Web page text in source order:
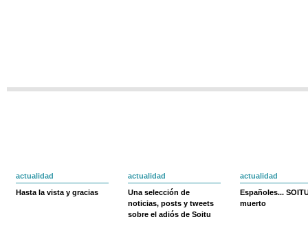
actualidad
Hasta la vista y gracias
actualidad
Una selección de
noticias, posts y tweets
sobre el adiós de Soitu
actualidad
Españoles...
muerto